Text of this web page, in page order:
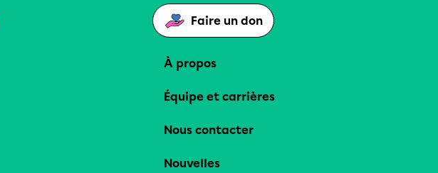
Faire un don
À propos
Équipe et carrières
Nous contacter
Nouvelles